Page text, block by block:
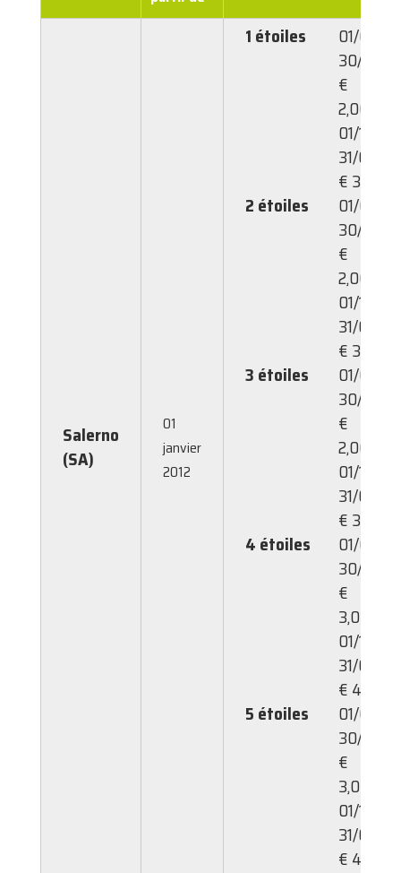
Salerno
(SA)
01
janvier
2012
1 étoiles
01/02-
30/09:
€
2,00,
01/10-
31/01:
€ 3,00
2 étoiles
01/02-
30/09:
€
2,00,
01/10-
31/01:
€ 3,00
3 étoiles
01/02-
30/09:
€
2,00,
01/10-
31/01:
€ 3,00
4 étoiles
01/02-
30/09:
€
3,00,
01/10-
31/01:
€ 4,00
5 étoiles
01/02-
30/09:
€
3,00,
01/10-
31/01:
€ 4,00